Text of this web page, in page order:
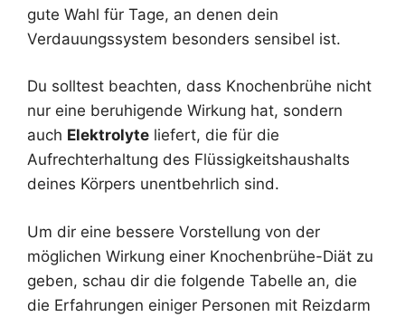
gute Wahl für Tage, an denen dein
Verdauungssystem besonders sensibel ist.
Du solltest beachten, dass Knochenbrühe nicht
nur eine beruhigende Wirkung hat, sondern
auch Elektrolyte liefert, die für die
Aufrechterhaltung des Flüssigkeitshaushalts
deines Körpers unentbehrlich sind.
Um dir eine bessere Vorstellung von der
möglichen Wirkung einer Knochenbrühe-Diät zu
geben, schau dir die folgende Tabelle an, die
die Erfahrungen einiger Personen mit Reizdarm